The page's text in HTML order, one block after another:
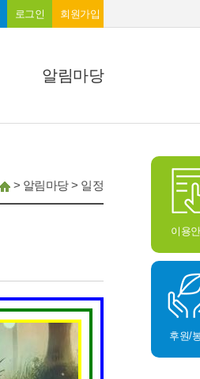
로그인 회원가입
알림마당
이용
후원/
> 알림마당> 일정